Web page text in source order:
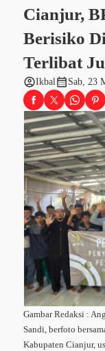
Cianjur,
Berisiko
Terlibat
account_circleIkbal calendar_month Sab, 23
Gambar Redaksi :
Sandi, berfoto
Kabupaten Cianjur,